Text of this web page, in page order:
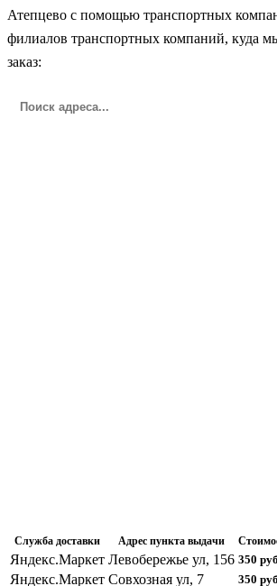
Атепцево с помощью транспортных
филиалов транспортных компаний, куда
заказ:
Служба доставки Адрес пункта выдачи
Яндекс.Маркет Левобережье ул, 156 350
Яндекс.Маркет Совхозная ул, 7 350